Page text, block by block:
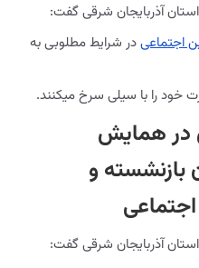
آذربایجان شرقی گفت:
اجتماعیدر شرایط مطلوبی به
خود را با سیلی سرخ میکنند.
در همایش
بازنشسته و
آذربایجان شرقی گفت: